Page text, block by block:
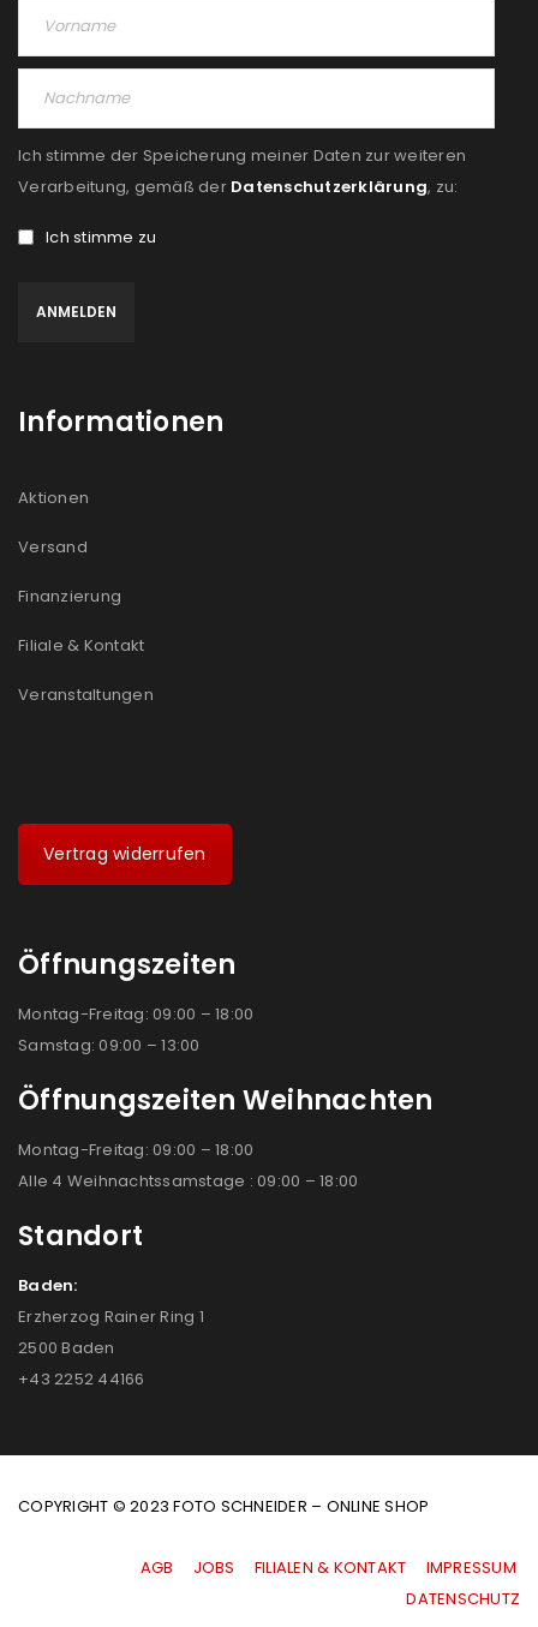
Ich stimme der Speicherung meiner Daten zur weiteren
Verarbeitung, gemäß der Datenschutzerklärung, zu:
Ich stimme zu
Informationen
Aktionen
Versand
Finanzierung
Filiale & Kontakt
Veranstaltungen
Vertrag widerrufen
Öffnungszeiten
Montag-Freitag: 09:00 – 18:00
Samstag: 09:00 – 13:00
Öffnungszeiten Weihnachten
Montag-Freitag: 09:00 – 18:00
Alle 4 Weihnachtssamstage : 09:00 – 18:00
Standort
Baden:
Erzherzog Rainer Ring 1
2500 Baden
+43 2252 44166
COPYRIGHT © 2023 FOTO SCHNEIDER – ONLINE SHOP
AGB JOBS FILIALEN & KONTAKT
IMPRESSUM
|DATENSCHUTZ